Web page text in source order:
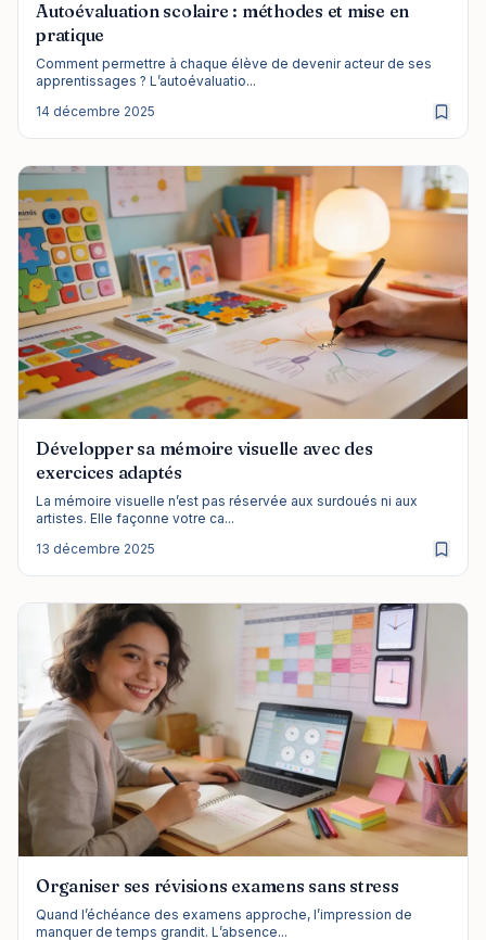
Autoévaluation scolaire : méthodes et mise en
pratique
Comment permettre à chaque élève de devenir acteur de ses
apprentissages ? L’autoévaluatio...
14 décembre 2025
Développer sa mémoire visuelle avec des
exercices adaptés
La mémoire visuelle n’est pas réservée aux surdoués ni aux
artistes. Elle façonne votre ca...
13 décembre 2025
Organiser ses révisions examens sans stress
Quand l’échéance des examens approche, l’impression de
manquer de temps grandit. L’absence...